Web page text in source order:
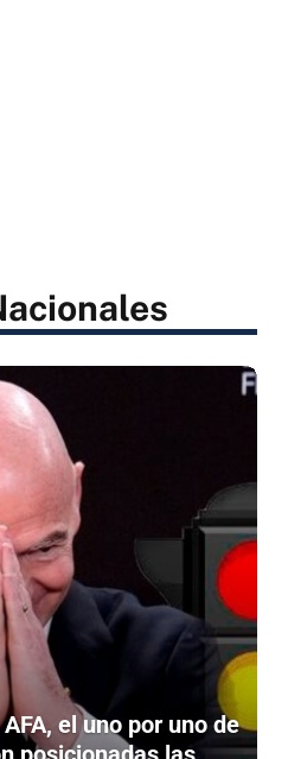
el uno por uno de